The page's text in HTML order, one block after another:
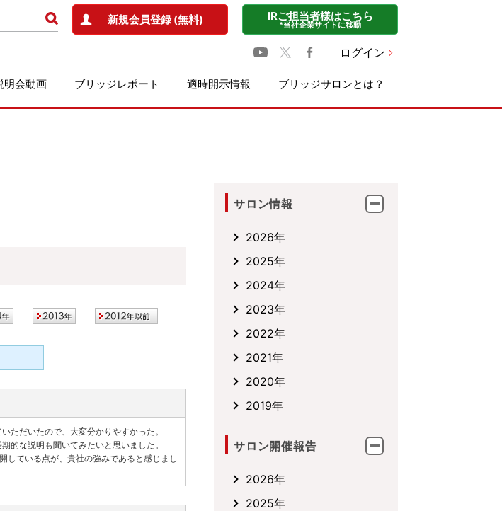
新規会員登録 (無料) IRご担当者様はこちら
*当社企業サイトに移動
ログイン
明会動画 ブリッジレポート 適時開示情報 ブリッジサロンとは？
ただいたので、大変分かりやすかった。
的な説明も聞いてみたいと思いました。
している点が、貴社の強みであると感じまし
サロン情報
2026年
2025年
2024年
2023年
2022年
2021年
2020年
2019年
サロン開催報告
2026年
2025年